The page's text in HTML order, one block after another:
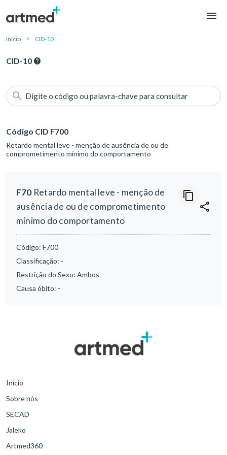
Início CID-10
CID-10
Digite o código ou palavra-chave para consultar
Código CID F700
Retardo mental leve - menção de ausência de ou de
comprometimento mínimo do comportamento
F70Retardo mental leve - menção de
ausência de ou de comprometimento
mínimo do comportamento
Código: F700
Classificação: -
Restrição do Sexo: Ambos
Causa óbito: -
Início
Sobre nós
SECAD
Jaleko
Artmed360